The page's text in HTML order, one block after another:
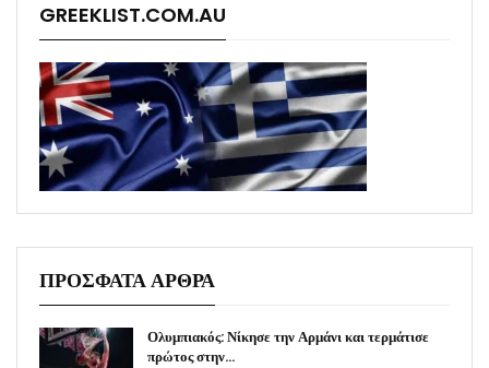
GREEKLIST.COM.AU
ΠΡΟΣΦΑΤΑ ΑΡΘΡΑ
Ολυμπιακός: Νίκησε την Αρμάνι και τερμάτισε
πρώτος στην…